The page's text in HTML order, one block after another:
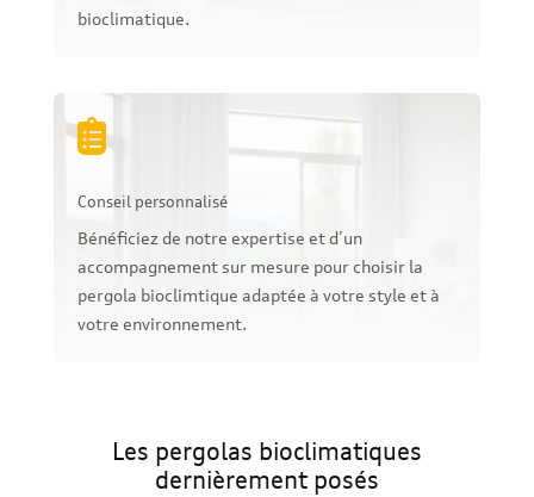
bioclimatique.

Conseil personnalisé
Bénéficiez de notre expertise et d’un
accompagnement sur mesure pour choisir la
pergola bioclimtique adaptée à votre style et à
votre environnement.
Les pergolas bioclimatiques
dernièrement posés